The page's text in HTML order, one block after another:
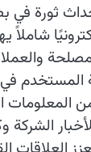
ثورة في
المستخدم
الشركة